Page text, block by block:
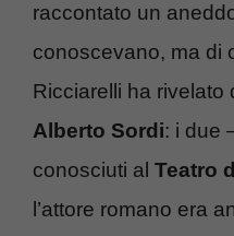
raccontato un
conoscevano, ma di
Ricciarelli ha rivelato
Alberto Sordi: i due
conosciuti al Teatro
l’attore romano era